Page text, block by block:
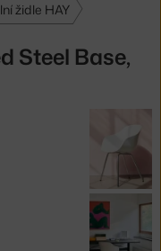
židle HAY
Steel Base,